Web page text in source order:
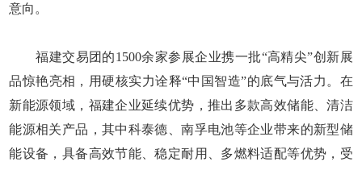
意向。
福建交易团的1500余家参展企业携一批“高精尖”创新展
品惊艳亮相，用硬核实力诠释“中国智造”的底气与活力。在
新能源领域，福建企业延续优势，推出多款高效储能、清洁
能源相关产品，其中科泰德、南孚电池等企业带来的新型储
能设备，具备高效节能、稳定耐用、多燃料适配等优势，受